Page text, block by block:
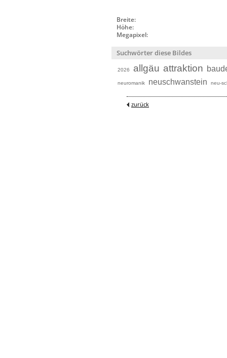
Breite:
Höhe:
Megapixel:
Suchwörter diese Bildes
2026 allgäu attraktion
neuromanik neuschwanstein neu-
zurück